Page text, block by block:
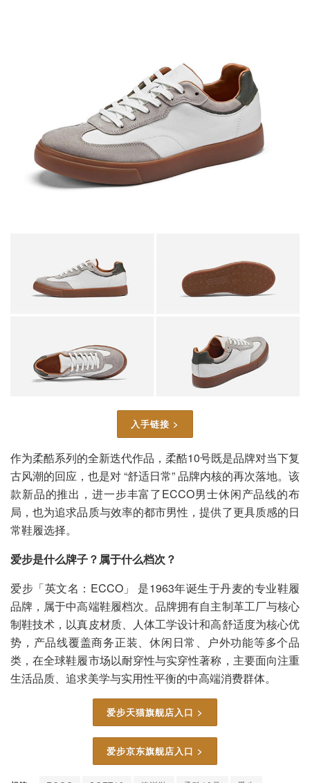
入手链接 >
作为柔酷系列的全新迭代作品，柔酷10号既是品牌对当下复
古风潮的回应，也是对 “舒适日常” 品牌内核的再次落地。该
款新品的推出，进一步丰富了ECCO男士休闲产品线的布
局，也为追求品质与效率的都市男性，提供了更具质感的日
常鞋履选择。
爱步是什么牌子？属于什么档次？
爱步「英文名：ECCO」 是1963年诞生于丹麦的专业鞋履
品牌，属于中高端鞋履档次。品牌拥有自主制革工厂与核心
制鞋技术，以真皮材质、人体工学设计和高舒适度为核心优
势，产品线覆盖商务正装、休闲日常、户外功能等多个品
类，在全球鞋履市场以耐穿性与实穿性著称，主要面向注重
生活品质、追求美学与实用性平衡的中高端消费群体。
爱步天猫旗舰店入口 >
爱步京东旗舰店入口 >